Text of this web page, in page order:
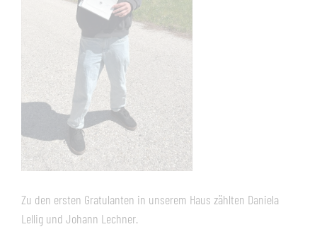
Zu den ersten Gratulanten in unserem Haus zählten Daniela
Lellig und Johann Lechner.